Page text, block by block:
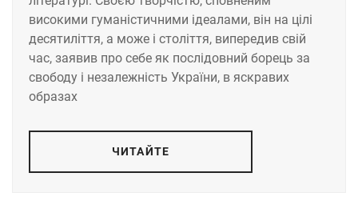
високими гуманістичними ідеалами, він на цілі
десятиліття, а може і століття, випередив свій
час, заявив про себе як послідовний борець за
свободу і незалежність України, в яскравих
образах
ЧИТАЙТЕ